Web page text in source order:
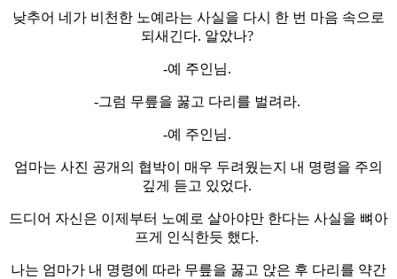
낮추어 네가 비천한 노예라는 사실을 다시 한 번 마음 속으로
되새긴다. 알았나?
-예 주인님.
-그럼 무릎을 꿇고 다리를 벌려라.
-예 주인님.
엄마는 사진 공개의 협박이 매우 두려웠는지 내 명령을 주의
깊게 듣고 있었다.
드디어 자신은 이제부터 노예로 살아야만 한다는 사실을 뼈아
프게 인식한듯 했다.
나는 엄마가 내 명령에 따라 무릎을 꿇고 앉은 후 다리를 약간